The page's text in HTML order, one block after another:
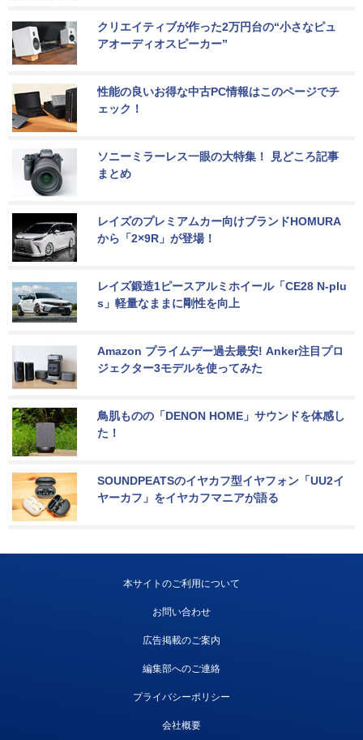
クリエイティブが作った2万円台の“小さなピュ
アオーディオスピーカー”
性能の良いお得な中古PC情報はこのページでチ
ェック！
ソニーミラーレス一眼の大特集！ 見どころ記事
まとめ
レイズのプレミアムカー向けブランドHOMURA
から「2×9R」が登場！
レイズ鍛造1ピースアルミホイール「CE28 N-plu
s」軽量なままに剛性を向上
Amazon プライムデー過去最安! Anker注目プロ
ジェクター3モデルを使ってみた
鳥肌ものの「DENON HOME」サウンドを体感し
た！
SOUNDPEATSのイヤカフ型イヤフォン「UU2イ
ヤーカフ」をイヤカフマニアが語る
本サイトのご利用について
お問い合わせ
広告掲載のご案内
編集部へのご連絡
プライバシーポリシー
会社概要